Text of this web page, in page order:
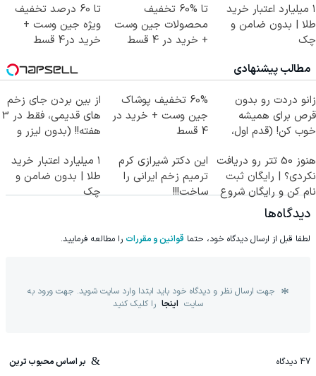
۱ میلیارد اعتبار خرید
طلا | بدون ضامن و
چک
تا %60 تخفیف
محصولات جین وست
+ خرید در 4 قسط
تا 60 درصد تخفیف
ویژه جین وست +
خرید در4 قسط
مطالب پیشنهادی
زانو دردت رو بدون
قرص برای همیشه
خوب کن! (قدم اول،
60% تخفیف پوشاک
جین وست + خرید در
4 قسط
از بین بردن جای زخم
های قدیمی، فقط در 3
هفته!! (بدون لیزر و
هنوز 50 تتر رو دریافت
نکردی؟ | رایگان ثبت
نام کن و رایگان شروع
کن!
این دکتر شیرازی کرم
ترمیم زخم ایرانی را
ساخت!!!
۱ میلیارد اعتبار خرید
طلا | بدون ضامن و
چک
دیدگاه‌ها
لطفا قبل از ارسال دیدگاه خود، حتما قوانین و مقررات را مطالعه فرمایید.
جهت ارسال نظر و دیدگاه خود باید ابتدا وارد سایت شوید. جهت ورود به
سایت اینجا را کلیک کنید
47 دیدگاه بر اساس محبوب ترین